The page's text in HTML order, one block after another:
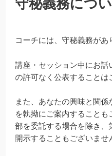
守秘義務につ
コーチには、守秘義務があ
講座・セッション中にお話
の許可なく公表することは
また、あなたの興味と関
を執拗にご案内すること
部を委託する場合を除き、
開示することもございませ